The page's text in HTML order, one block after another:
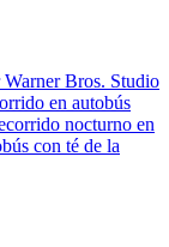
Bros. Studio
en autobús
nocturno en
con té de la